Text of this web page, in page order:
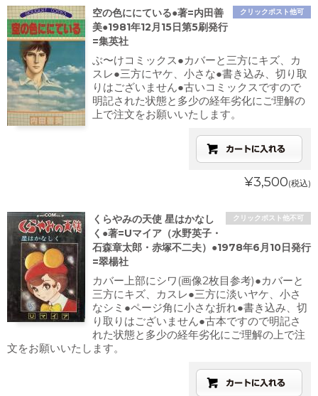
クリックポスト他可
空の色ににている●著=内田善
美●1981年12月15日第5刷発行
=集英社
ぶ〜けコミックス●カバーと三方にキズ、カ
スレ●三方にヤケ、小さな●書き込み、切り取
りはございません●古いコミックスですので
明記された状態と多少の経年劣化にご理解の
上で注文をお願いいたします。
¥3,500(税込)
クリックポスト他不可
くらやみの天使 星はかなし
く●著=Uマイア（水野英子・
石森章太郎・赤塚不二夫）●1978年6月10日発行
=翠楊社
カバー上部にシワ(画像2枚目参考)●カバーと
三方にキズ、カスレ●三方に淡いヤケ、小さ
なシミ●ページ角に小さな折れ●書き込み、切
り取りはございません●古本ですので明記さ
れた状態と多少の経年劣化にご理解の上で注
文をお願いいたします。